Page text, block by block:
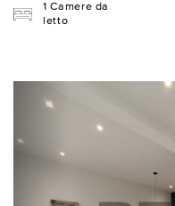
1 Camere da
letto